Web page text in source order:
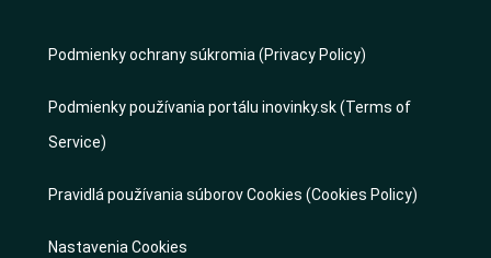
Podmienky ochrany súkromia (Privacy Policy)
Podmienky používania portálu inovinky.sk (Terms of
Service)
Pravidlá používania súborov Cookies (Cookies Policy)
Nastavenia Cookies